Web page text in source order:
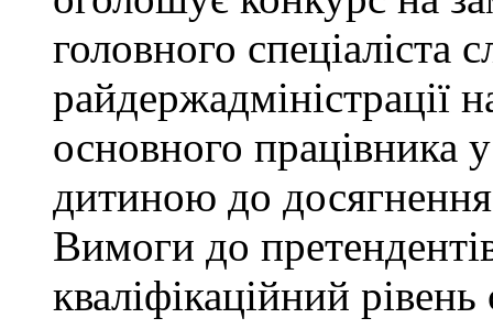
головного спеціаліста
райдержадміністрації
основного працівника
дитиною до
Вимоги до
кваліфікаційний рівень